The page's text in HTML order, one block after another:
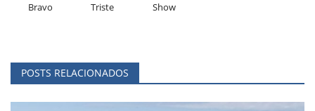
Bravo Triste Show
POSTS RELACIONADOS